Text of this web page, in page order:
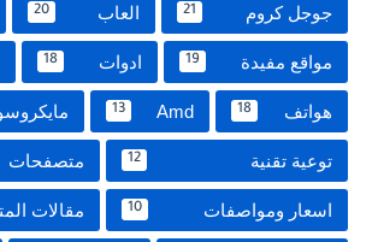
جوجل كروم 21 العاب 20
مواقع مفيدة 19 ادوات 18
هواتف 18
Amd
13
توعية تقنية 12 متصفحات
اسعار ومواصفات 10 مقالات